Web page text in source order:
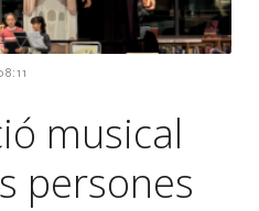
musical
persones